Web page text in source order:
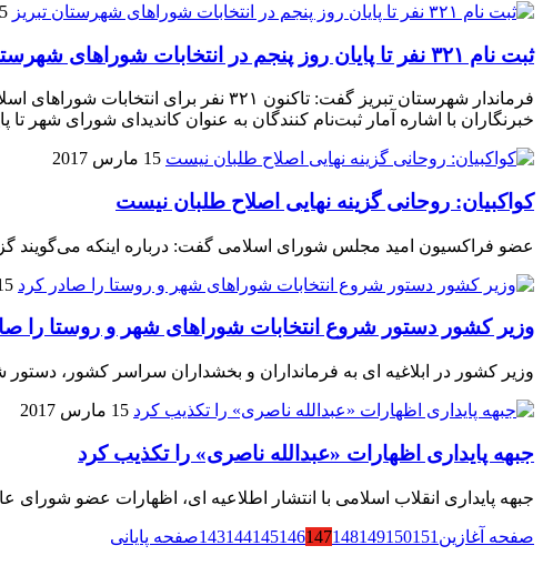
25
ثبت نام ۳۲۱ نفر تا پایان روز پنجم در انتخابات شوراهای شهرستان تبریز
فرماندار شهرستان تبریز گفت:
خبرنگاران با اشاره آمار ثبت‌نام کنندگان به عنوان کاندیدای شورای شهر تا پایان روز پنجم، اظهار کرد:
15 مارس 2017
کواکبیان: روحانی گزینه نهایی اصلاح طلبان نیست
عضو فراکسیون امید مجلس شورای اسلامی گفت: درباره اینکه می‌گویند
15 مارس
وزیر کشور دستور شروع انتخابات شوراهای شهر و روستا را
وزیر کشور در ابلاغیه ای به فرمانداران و بخشداران سراسر کشور،
15 مارس 2017
جبهه پایداری اظهارات «عبدالله ناصری» را تکذیب کرد
جبهه پایداری انقلاب اسلامی با انتشار اطلاعیه ای، اظهارات عضو شورای عالی
صفحه آغازین 143144145146147148149150151 صفحه پایانی